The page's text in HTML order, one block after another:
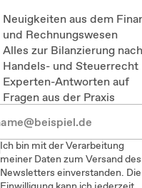
Neuigkeiten aus dem
und Rechnungswesen
Alles zur Bilanzierung nach
Handels- und Steuerrecht
Experten-Antworten auf
Fragen aus der Praxis
Ich bin mit der Verarbeitung
meiner Daten zum Versand des
Newsletters einverstanden. Die